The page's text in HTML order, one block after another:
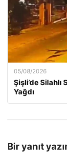
05/08/2026
Şişli’de Silahlı
Yağdı
Bir yanıt